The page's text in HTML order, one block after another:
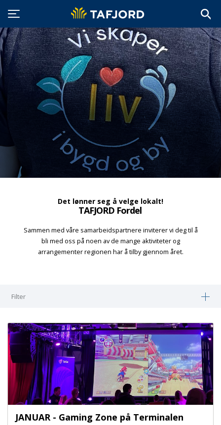
Det lønner seg å velge lokalt!
TAFJORD Fordel
Sammen med våre samarbeidspartnere inviterer vi deg til å
bli med oss på noen av de mange aktiviteter og
arrangementer regionen har å tilby gjennom året.
Filter
JANUAR - Gaming Zone på Terminalen